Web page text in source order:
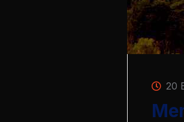
20